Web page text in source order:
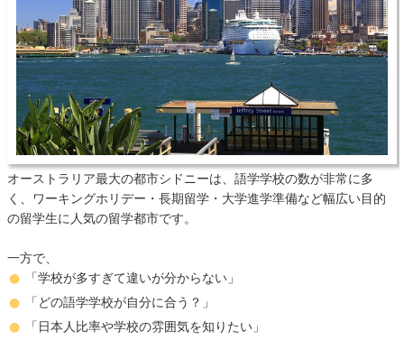
オーストラリア最大の都市シドニーは、語学学校の数が非常に多
く、ワーキングホリデー・長期留学・大学進学準備など幅広い目的
の留学生に人気の留学都市です。
一方で、
「学校が多すぎて違いが分からない」
「どの語学学校が自分に合う？」
「日本人比率や学校の雰囲気を知りたい」